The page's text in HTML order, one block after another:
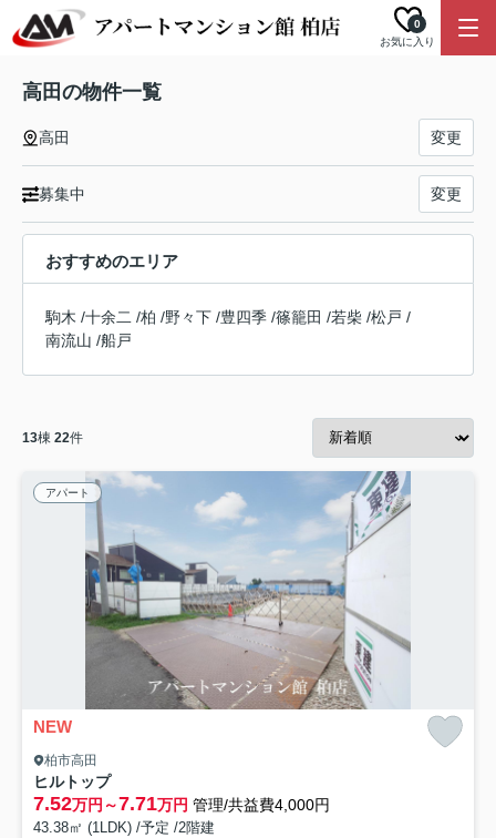
お気に入り
0
高田の物件一覧
高田 変更
募集中 変更
おすすめのエリア
駒木 /十余二 /柏 /野々下 /豊四季 /篠籠田 /若柴 /松戸 /
南流山 /船戸
13棟 22件
アパート
NEW
柏市高田
ヒルトップ
7.52万円～7.71万円 管理/共益費4,000円
43.38㎡ (1LDK) /予定 /2階建